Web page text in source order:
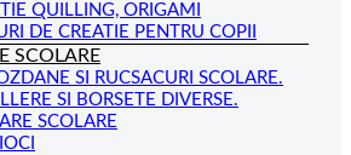
QUILLING, ORIGAMI
DE CREATIE PENTRU COPII
SCOLARE
SI RUCSACURI SCOLARE.
SI BORSETE DIVERSE.
SCOLARE